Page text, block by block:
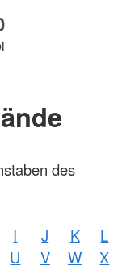
des
I J K
L
U V W
X